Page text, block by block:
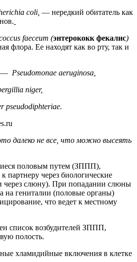
coli — нередкий обитатель как
faeceum (энтерококк фекалис)
флора. Ее находят как во рту, так и
— Pseudomonae aeruginosa
niger,
pseudodiphteriae.
далеко не все, что можно высеять
половым путем (ЗППП),
партнеру через биологические
через слюну). При попадании слюны
на гениталии (половые органы)
что ведет к местному
список возбудителей ЗППП,
полость.
хламидийные включения в клетке